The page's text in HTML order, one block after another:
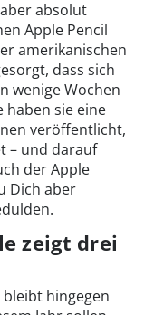
absolut
Apple Pencil
amerikanischen
dass sich
wenige Wochen
haben sie eine
veröffentlicht,
– und darauf
der Apple
Dich aber
zeigt drei
bleibt hingegen